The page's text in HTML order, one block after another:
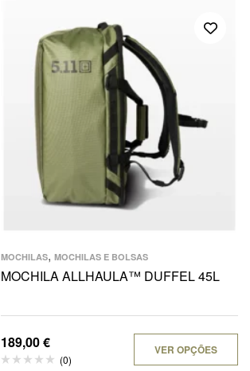
MOCHILAS, MOCHILAS E BOLSAS
MOCHILA ALLHAULA™ DUFFEL 45L
189,00€
(0)
VER OPÇÕES